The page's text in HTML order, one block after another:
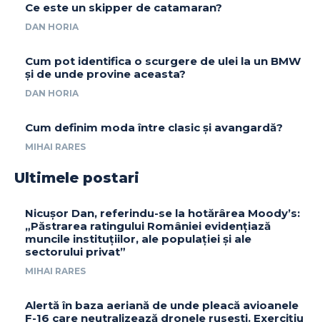
Ce este un skipper de catamaran?
DAN HORIA
Cum pot identifica o scurgere de ulei la un BMW
și de unde provine aceasta?
DAN HORIA
Cum definim moda între clasic și avangardă?
MIHAI RARES
Ultimele postari
Nicușor Dan, referindu-se la hotărârea Moody’s:
„Păstrarea ratingului României evidențiază
muncile instituțiilor, ale populației și ale
sectorului privat”
MIHAI RARES
Alertă în baza aeriană de unde pleacă avioanele
F-16 care neutralizează dronele rusești. Exercițiu